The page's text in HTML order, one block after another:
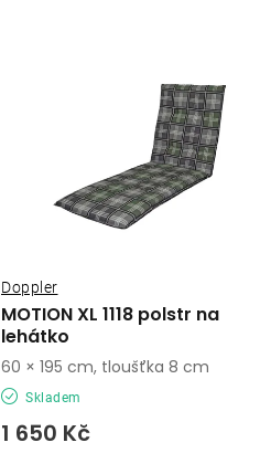
MOTION XL 1118 polstr na
lehátko
Doppler
Skladem
1 650 Kč
60 × 195 cm, tloušťka 8 cm